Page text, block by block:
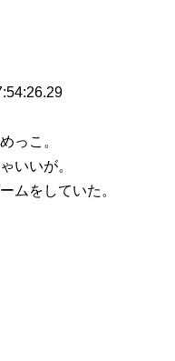
っこ。
いいが。
ムをしていた。